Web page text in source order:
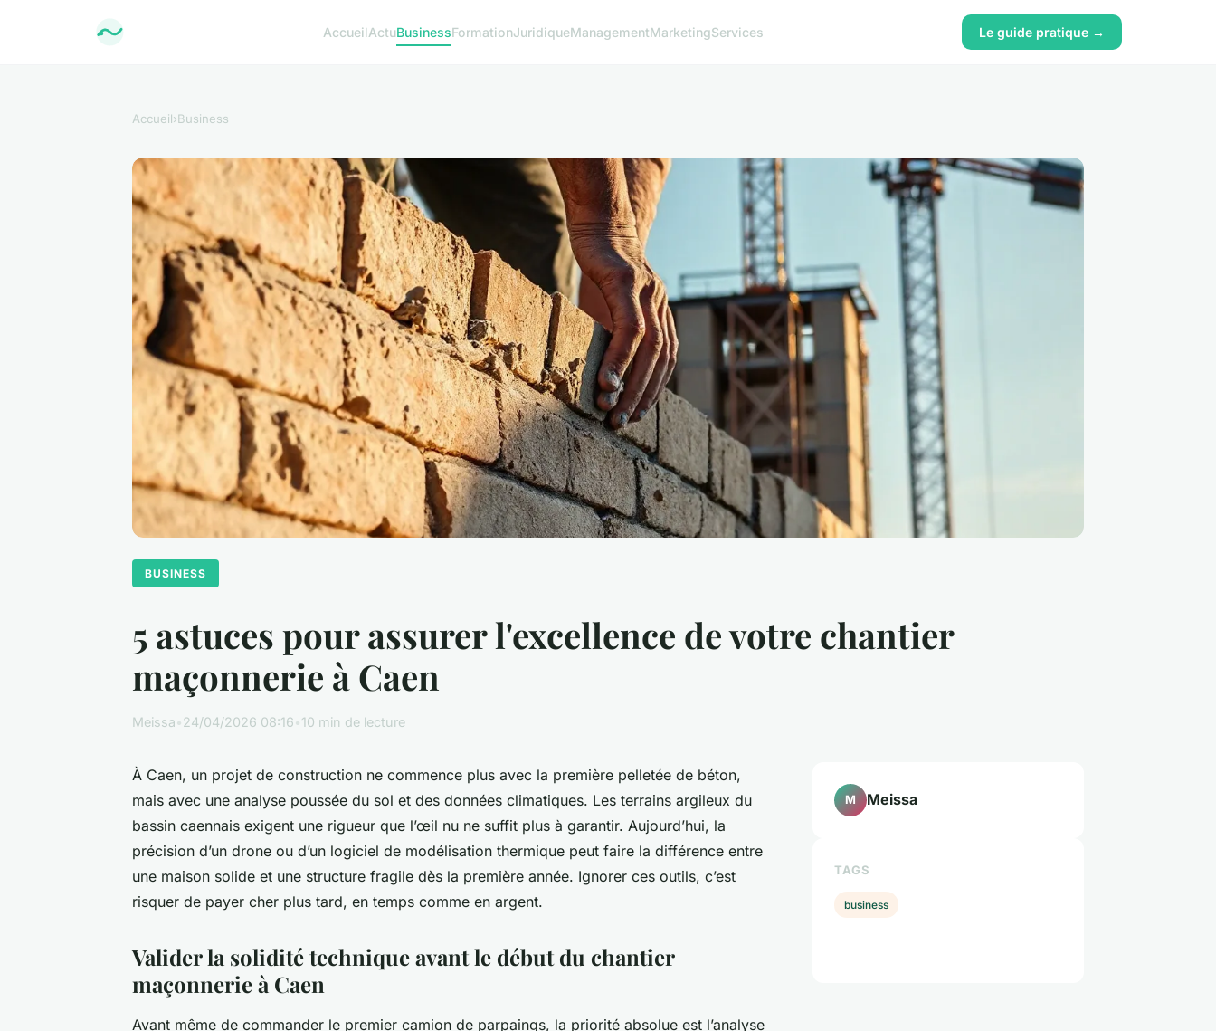
AccueilActuBusinessFormationJuridiqueManagementMarketingServices Le guide pratique →
Accueil›Business
BUSINESS
5 astuces pour assurer l'excellence de votre chantier
maçonnerie à Caen
Meissa•24/04/2026 08:16•10 min de lecture
À Caen, un projet de construction ne commence plus avec la première pelletée de béton,
mais avec une analyse poussée du sol et des données climatiques. Les terrains argileux du
bassin caennais exigent une rigueur que l’œil nu ne suffit plus à garantir. Aujourd’hui, la
précision d’un drone ou d’un logiciel de modélisation thermique peut faire la différence entre
une maison solide et une structure fragile dès la première année. Ignorer ces outils, c’est
risquer de payer cher plus tard, en temps comme en argent.
Valider la solidité technique avant le début du chantier
maçonnerie à Caen
Avant même de commander le premier camion de parpaings, la priorité absolue est l’analyse
M Meissa
TAGS
business